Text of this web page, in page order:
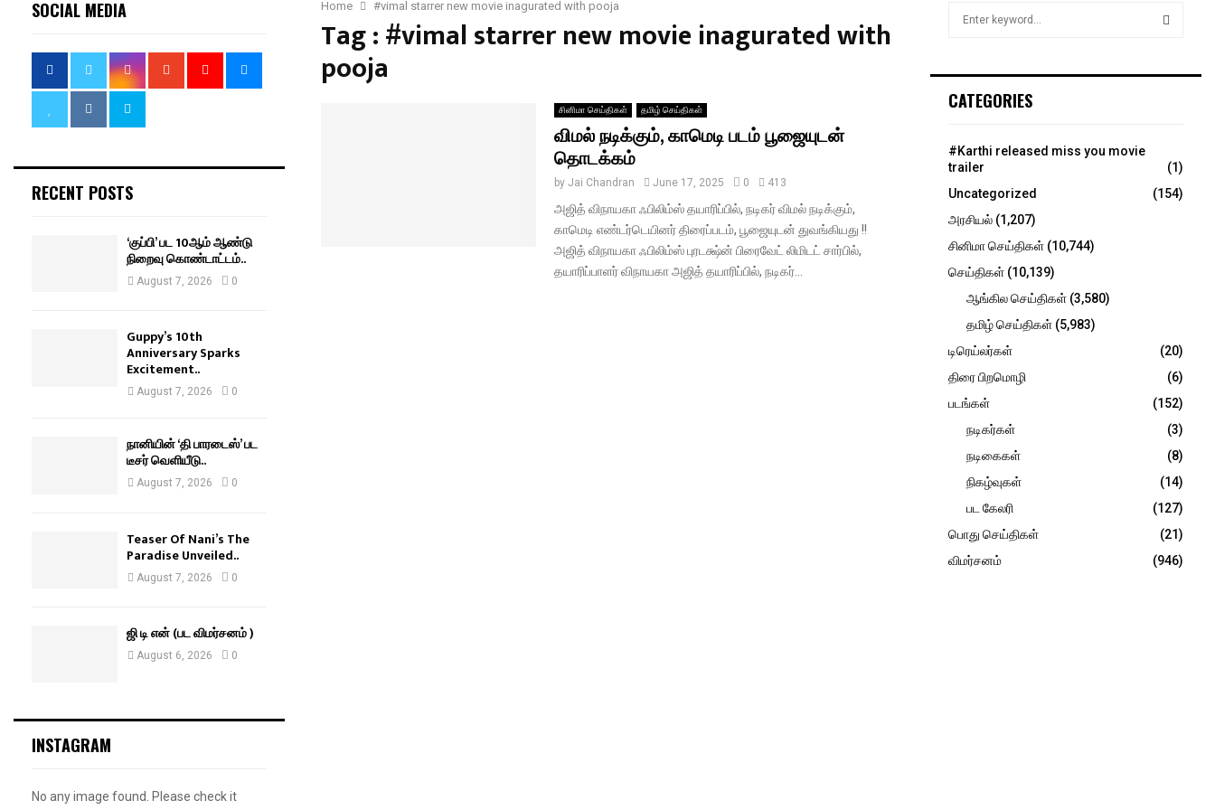
Home #vimal starrer new movie inagurated with pooja
Tag : #vimal starrer new movie inagurated with
pooja
சினிமா செய்திகள் தமிழ் செய்திகள்
விமல் நடிக்கும், காமெடி படம் பூஜையுடன்
தொடக்கம்
by Jai Chandran June 17, 2025 0 413
அஜித் விநாயகா ஃபிலிம்ஸ் தயாரிப்பில், நடிகர் விமல் நடிக்கும்,
காமெடி எண்டர்டெயினர் திரைப்படம், பூஜையுடன் துவங்கியது !!
அஜித் விநாயகா ஃபிலிம்ஸ் புரடக்ஷ்ன் பிரைவேட் லிமிடட் சார்பில்,
தயாரிப்பாளர் விநாயகா அஜித் தயாரிப்பில், நடிகர்...
SOCIAL MEDIA
RECENT POSTS
‘குப்பி’ பட 10ஆம் ஆண்டு
நிறைவு கொண்டாட்டம்..
August 7, 2026 0
Guppy’s 10th
Anniversary Sparks
Excitement..
August 7, 2026 0
நானியின் ‘தி பாரடைஸ்’ பட
டீசர் வெளியீடு..
August 7, 2026 0
Teaser Of Nani’s The
Paradise Unveiled..
August 7, 2026 0
ஜி டி என் (பட விமர்சனம் )
August 6, 2026 0
INSTAGRAM
No any image found. Please check it
h
o
r
R
C
CATEGORIES
#Karthi released miss you movie
trailer
(1)
Uncategorized
(154)
அரசியல் (1,207)
சினிமா செய்திகள் (10,744)
செய்திகள் (10,139)
ஆங்கில செய்திகள் (3,580)
தமிழ் செய்திகள் (5,983)
டிரெய்லர்கள்
(20)
திரை பிறமொழி
(6)
படங்கள்
(152)
நடிகர்கள்
(3)
நடிகைகள்
(8)
நிகழ்வுகள்
(14)
பட கேலரி
(127)
பொது செய்திகள்
(21)
விமர்சனம்
(946)